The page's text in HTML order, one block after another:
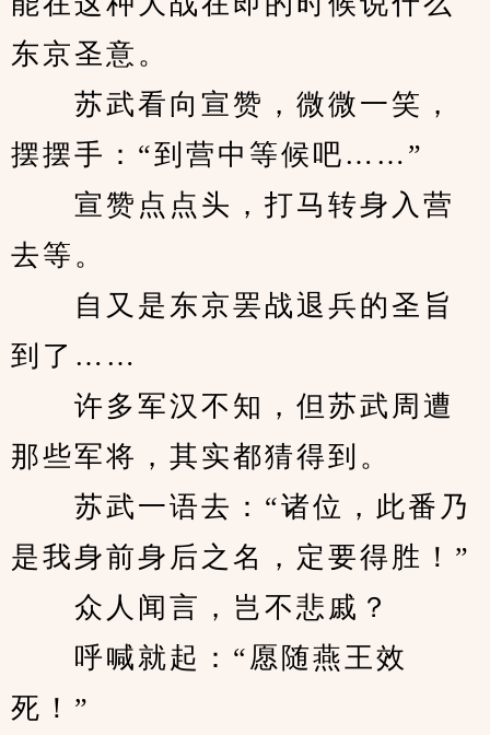
东京圣意。
苏武看向宣赞，微微一笑，
摆摆手：“到营中等候吧……”
宣赞点点头，打马转身入营
去等。
自又是东京罢战退兵的圣旨
到了……
许多军汉不知，但苏武周遭
那些军将，其实都猜得到。
苏武一语去：“诸位，此番乃
是我身前身后之名，定要得胜！”
众人闻言，岂不悲戚？
呼喊就起：“愿随燕王效
死！”